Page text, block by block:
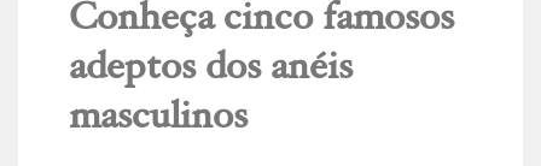
Conheça cinco famosos
adeptos dos anéis
masculinos